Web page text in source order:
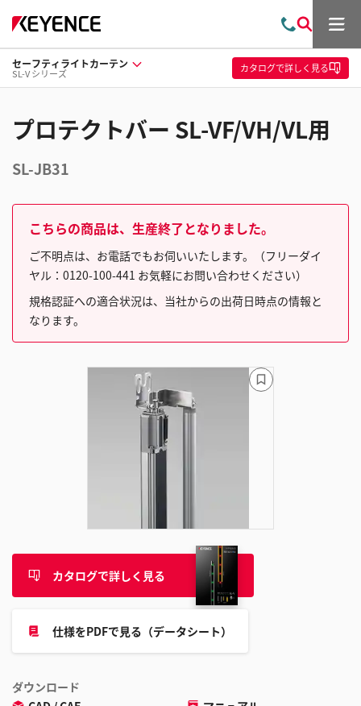
問
い
合
わ
索
メ
ュ
ー
セーフティライトカーテン
SL-V シリーズ カタログで詳しく見る
プロテクトバー SL-VF/VH/VL用
SL-JB31
こちらの商品は、生産終了となりました。
ご不明点は、お電話でもお伺いいたします。（フリーダイ
ヤル：0120-100-441 お気軽にお問い合わせください）
規格認証への適合状況は、当社からの出荷日時点の情報と
なります。
カタログで詳しく見る
仕様をPDFで見る（データシート）
ダウンロード
ブ
ッ